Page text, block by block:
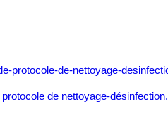
de nettoyage-désinfection.